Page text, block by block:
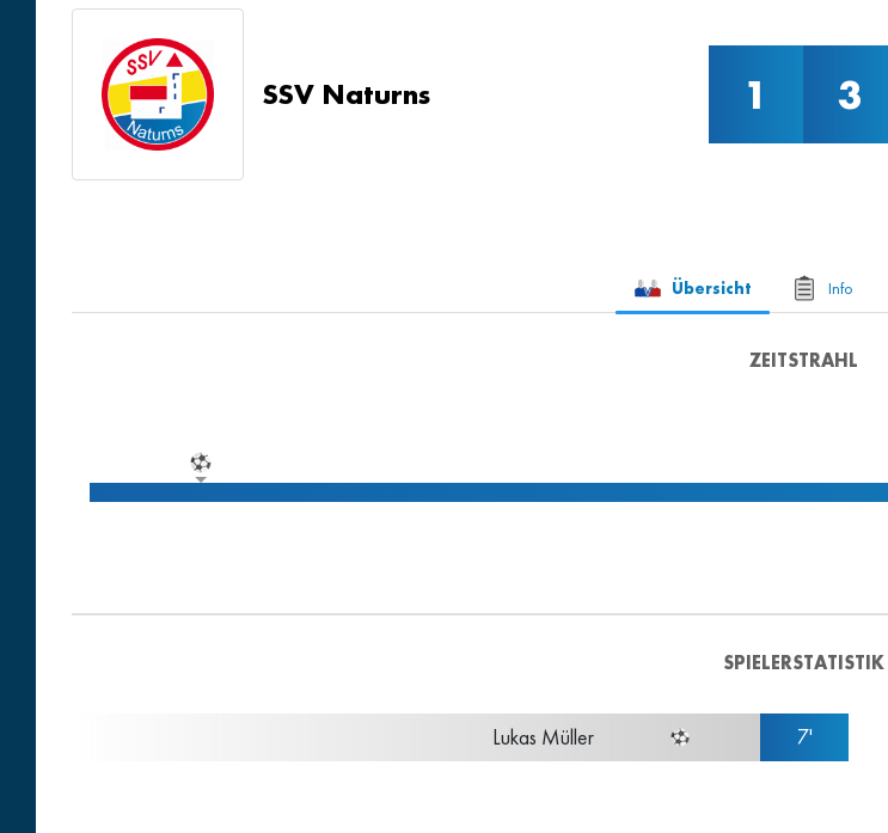
SSV Naturns 1 3
Übersicht Info
ZEITSTRAHL
SPIELERSTATISTIK
Lukas Müller 7'